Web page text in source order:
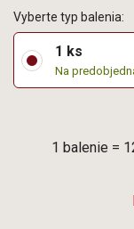
1 balenie =
Vyberte typ balenia:
1 ks
Na